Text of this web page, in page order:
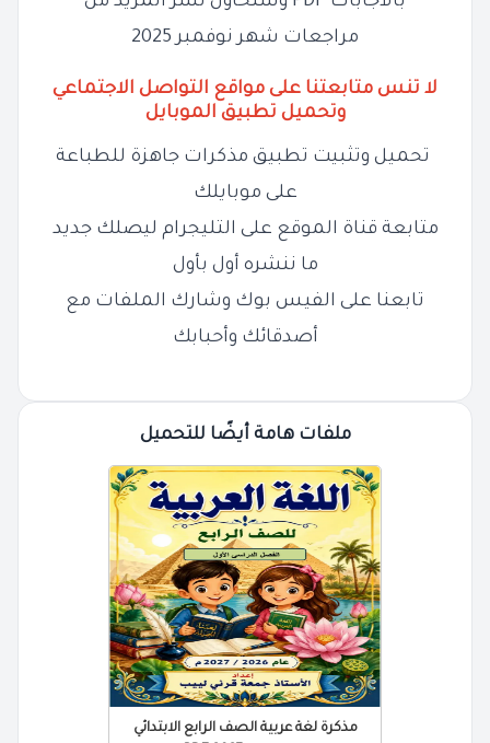
مراجعات شهر نوفمبر 2025
لا تنس متابعتنا على مواقع التواصل الاجتماعي
وتحميل تطبيق الموبايل
تحميل وتثبيت تطبيق مذكرات جاهزة للطباعة
على موبايلك
متابعة قناة الموقع على التليجرام ليصلك جديد
ما ننشره أول بأول
تابعنا على الفيس بوك وشارك الملفات مع
أصدقائك وأحبابك
ملفات هامة أيضًا للتحميل
مذكرة لغة عربية الصف الرابع الابتدائي